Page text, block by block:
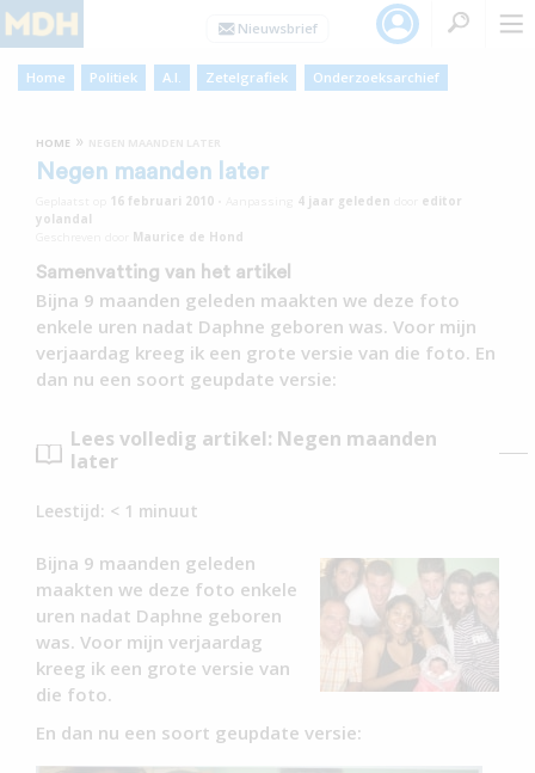
Home Politiek A.I. Zetelgrafiek Onderzoeksarchief
HOME »
Negen maanden later
16 februari 2010 4 jaar geleden
editor
yolandal
Maurice de Hond
Samenvatting van het artikel
Bijna 9 maanden geleden maakten we deze foto
enkele uren nadat Daphne geboren was. Voor mijn
verjaardag kreeg ik een grote versie van die foto. En
dan nu een soort geupdate versie:
Lees volledig artikel: Negen maanden
later
Leestijd: < 1 minuut
Bijna 9 maanden geleden
maakten we deze foto enkele
uren nadat Daphne geboren
was. Voor mijn verjaardag
kreeg ik een grote versie van
die foto.
En dan nu een soort geupdate versie: